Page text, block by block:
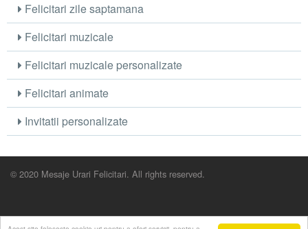
Felicitari zile saptamana
Felicitari muzicale
Felicitari muzicale personalizate
Felicitari animate
Invitatii personalizate
© 2020 Mesaje Urari Felicitari. All rights reserved.